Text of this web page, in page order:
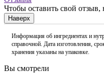
Чтобы оставить свой отзыв,
Наверх
Информация об ингредиентах и
справочной. Дата изготовления,
хранения указаны на упаковке.
Вы смотрели